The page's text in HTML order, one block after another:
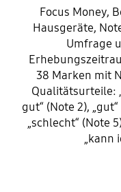
Focus Money,
Hausgeräte,
Umfrage
38 Marken mit
Qualitätsurteile:
gut“ (Note 2),
„schlecht“ (Note
„kann